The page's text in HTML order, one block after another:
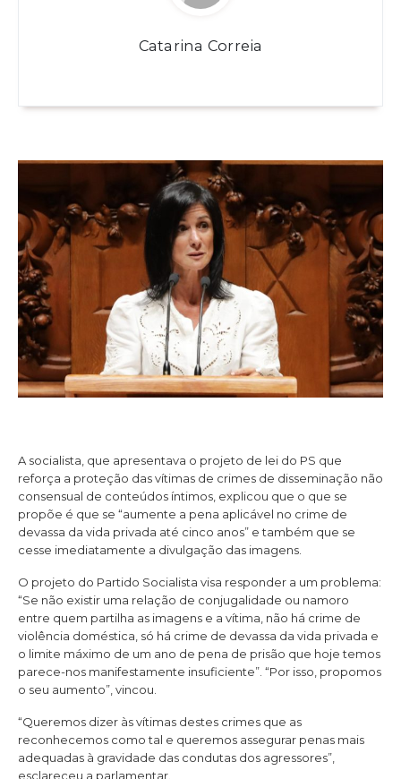
Catarina Correia
A socialista, que apresentava o projeto de lei do PS que
reforça a proteção das vítimas de crimes de disseminação não
consensual de conteúdos íntimos, explicou que o que se
propõe é que se “aumente a pena aplicável no crime de
devassa da vida privada até cinco anos” e também que se
cesse imediatamente a divulgação das imagens.
O projeto do Partido Socialista visa responder a um problema:
“Se não existir uma relação de conjugalidade ou namoro
entre quem partilha as imagens e a vítima, não há crime de
violência doméstica, só há crime de devassa da vida privada e
o limite máximo de um ano de pena de prisão que hoje temos
parece-nos manifestamente insuficiente”. “Por isso, propomos
o seu aumento”, vincou.
“Queremos dizer às vítimas destes crimes que as
reconhecemos como tal e queremos assegurar penas mais
adequadas à gravidade das condutas dos agressores”,
esclareceu a parlamentar.